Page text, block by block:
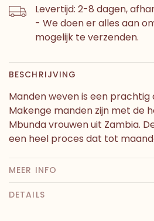
Levertijd: 2-8 dagen,
- We doen er alles aan
mogelijk te verzenden.
BESCHRIJVING
Manden weven is een
Makenge manden zijn met de
Mbunda vrouwen uit Zambia.
een heel proces dat tot
MEER INFO
DETAILS